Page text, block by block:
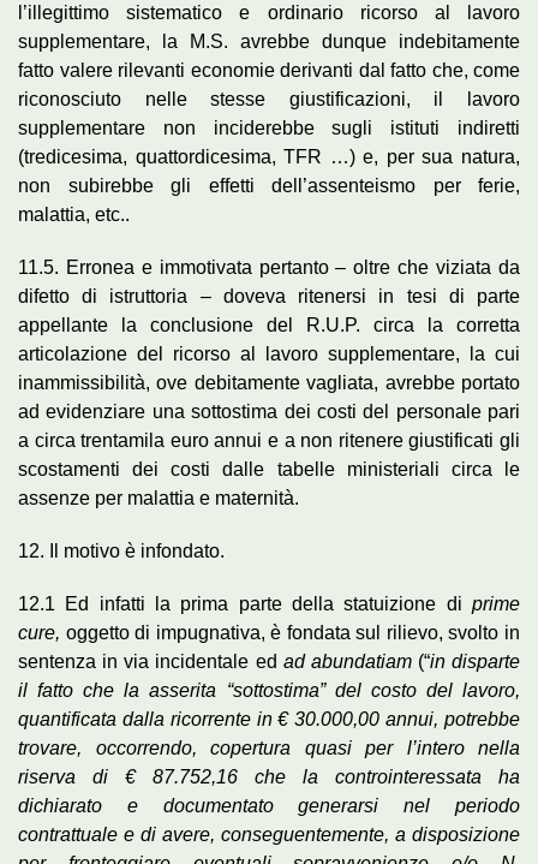
l’illegittimo sistematico e ordinario ricorso al lavoro
supplementare, la M.S. avrebbe dunque indebitamente
fatto valere rilevanti economie derivanti dal fatto che, come
riconosciuto nelle stesse giustificazioni, il lavoro
supplementare non inciderebbe sugli istituti indiretti
(tredicesima, quattordicesima, TFR …) e, per sua natura,
non subirebbe gli effetti dell’assenteismo per ferie,
malattia, etc..
11.5. Erronea e immotivata pertanto – oltre che viziata da
difetto di istruttoria – doveva ritenersi in tesi di parte
appellante la conclusione del R.U.P. circa la corretta
articolazione del ricorso al lavoro supplementare, la cui
inammissibilità, ove debitamente vagliata, avrebbe portato
ad evidenziare una sottostima dei costi del personale pari
a circa trentamila euro annui e a non ritenere giustificati gli
scostamenti dei costi dalle tabelle ministeriali circa le
assenze per malattia e maternità.
12. Il motivo è infondato.
12.1 Ed infatti la prima parte della statuizione di prime
cure, oggetto di impugnativa, è fondata sul rilievo, svolto in
sentenza in via incidentale ed ad abundatiam(“in disparte
il fatto che la asserita “sottostima” del costo del lavoro,
quantificata dalla ricorrente in € 30.000,00 annui, potrebbe
trovare, occorrendo, copertura quasi per l’intero nella
riserva di € 87.752,16 che la controinteressata ha
dichiarato e documentato generarsi nel periodo
contrattuale e di avere, conseguentemente, a disposizione